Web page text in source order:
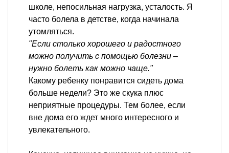
школе, непосильная нагрузка, усталость. Я
часто болела в детстве, когда начинала
утомляться.
"Если столько хорошего и радостного
можно получить с помощью болезни –
нужно болеть как можно чаще."
Какому ребенку понравится сидеть дома
больше недели? Это же скука плюс
неприятные процедуры. Тем более, если
вне дома его ждет много интересного и
увлекательного.